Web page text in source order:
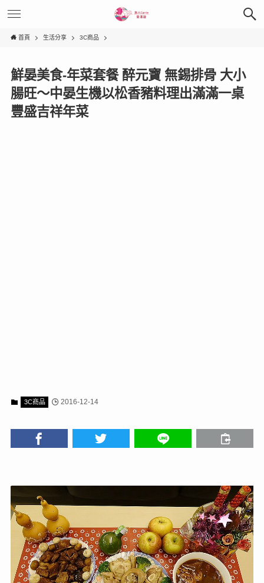
首頁 生活分享 3C商品
鮮晏美食-年菜套餐 醉元寶 無錫排骨 大小
腸旺～中晏生機以松香豬料理出滿滿一桌
豐盛吉祥年菜
3C商品 2016-12-14